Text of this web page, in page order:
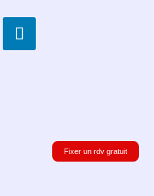
Fixer un rdv gratuit